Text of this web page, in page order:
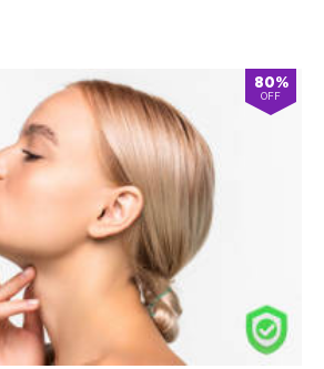
80%
OFF